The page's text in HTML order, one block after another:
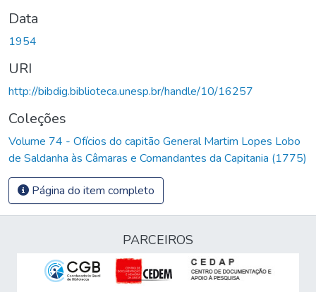
Data
1954
URI
http://bibdig.biblioteca.unesp.br/handle/10/16257
Coleções
Volume 74 - Ofícios do capitão General Martim Lopes Lobo
de Saldanha às Câmaras e Comandantes da Capitania (1775)
Página do item completo
PARCEIROS